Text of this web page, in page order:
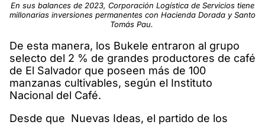
En sus balances de 2023, Corporación Logística de Servicios tiene
millonarias inversiones permanentes con Hacienda Dorada y Santo
Tomás Pau.
De esta manera, los Bukele entraron al grupo
selecto del 2 % de grandes productores de café
de El Salvador que poseen más de 100
manzanas cultivables, según el Instituto
Nacional del Café.
Desde que Nuevas Ideas, el partido de los